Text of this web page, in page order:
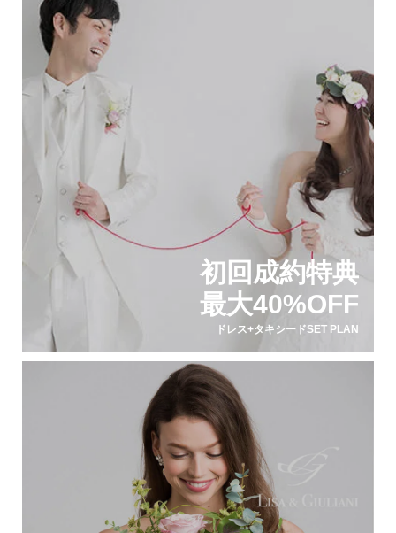
初回成約特典
最大40%OFF
ドレス+タキシードSET PLAN